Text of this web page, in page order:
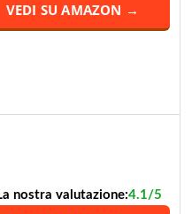
VEDI SU AMAZON →
nostra valutazione:4.1/5